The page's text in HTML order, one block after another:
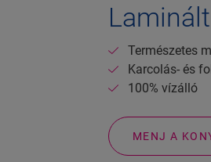
Természetes
Karcolás- és
100% vízálló
MENJ A